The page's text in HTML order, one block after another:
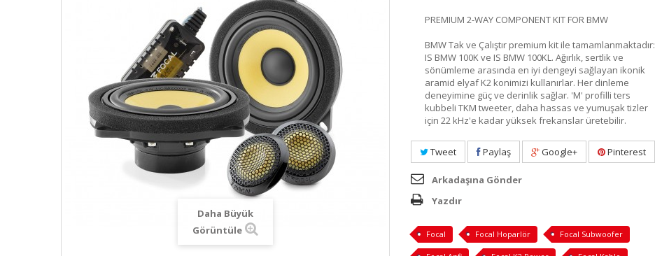
Daha Büyük
Görüntüle
PREMIUM 2-WAY COMPONENT KIT FOR BMW
BMW Tak ve Çalıştır premium kit ile tamamlanmaktadır:
IS BMW 100K ve IS BMW 100KL. Ağırlık, sertlik ve
sönümleme arasında en iyi dengeyi sağlayan ikonik
aramid elyaf K2 konimizi kullanırlar. Her dinleme
deneyimine güç ve derinlik sağlar. 'M' profilli ters
kubbeli TKM tweeter, daha hassas ve yumuşak tizler
için 22 kHz'e kadar yüksek frekanslar üretebilir.
Tweet Paylaş Google+ Pinterest
Arkadaşına Gönder
Yazdır
Focal Focal Hoparlör Focal Subwoofer